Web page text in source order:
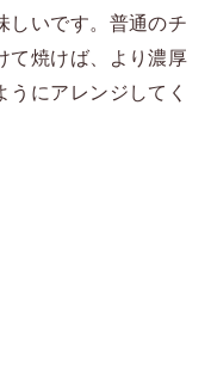
しいです。普通のチ
て焼けば、より濃厚
にアレンジしてく